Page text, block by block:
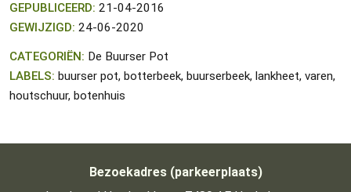
GEPUBLICEERD: 21-04-2016
GEWIJZIGD: 24-06-2020
CATEGORIËN: De Buurser Pot
LABELS: buurser pot, botterbeek, buurserbeek, lankheet, varen,
houtschuur, botenhuis
Bezoekadres (parkeerplaats)